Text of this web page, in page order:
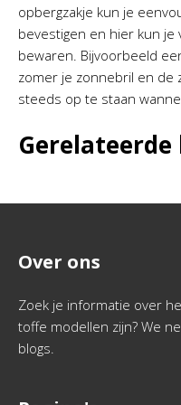
opbergzakje kun je
bevestigen en hier kun je
bewaren. Bijvoorbeeld
zomer je zonnebril en
steeds op te staan
Over ons
Zoek je informatie over
toffe modellen zijn? We
blogs.